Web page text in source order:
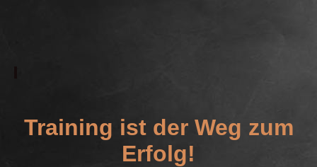
Training ist der Weg zum
Erfolg!